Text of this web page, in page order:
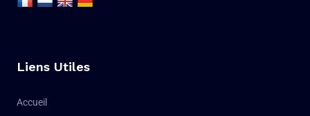
Liens Utiles
Accueil